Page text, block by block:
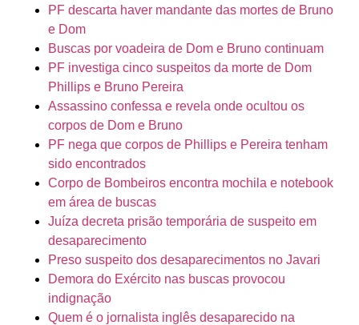
PF descarta haver mandante das mortes de Bruno
e Dom
Buscas por voadeira de Dom e Bruno continuam
PF investiga cinco suspeitos da morte de Dom
Phillips e Bruno Pereira
Assassino confessa e revela onde ocultou os
corpos de Dom e Bruno
PF nega que corpos de Phillips e Pereira tenham
sido encontrados
Corpo de Bombeiros encontra mochila e notebook
em área de buscas
Juíza decreta prisão temporária de suspeito em
desaparecimento
Preso suspeito dos desaparecimentos no Javari
Demora do Exército nas buscas provocou
indignação
Quem é o jornalista inglês desaparecido na